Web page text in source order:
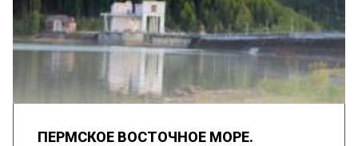
ПЕРМСКОЕ ВОСТОЧНОЕ МОРЕ.